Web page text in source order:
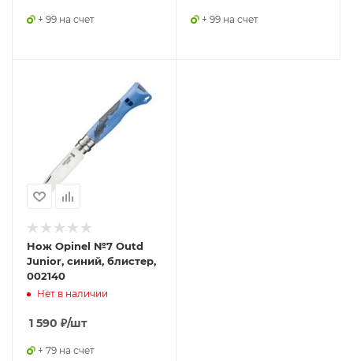
+ 99 на счет + 99 на счет
Нож Opinel №7 Outd
Junior, синий, блистер,
002140
Нет в наличии
1 590 ₽/шт
+ 79 на счет